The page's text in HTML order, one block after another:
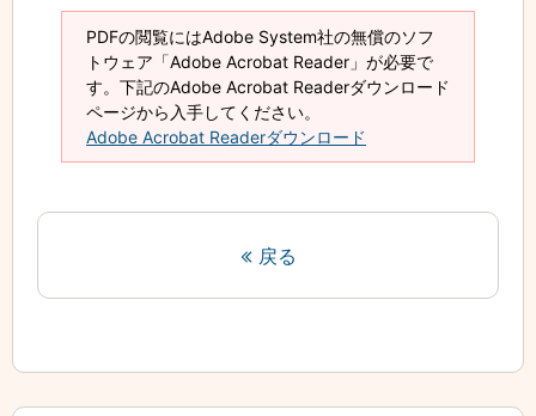
PDFの閲覧にはAdobe System社の無償のソフ
トウェア「Adobe Acrobat Reader」が必要で
す。下記のAdobe Acrobat Readerダウンロード
ページから入手してください。
Adobe Acrobat Readerダウンロード
戻る